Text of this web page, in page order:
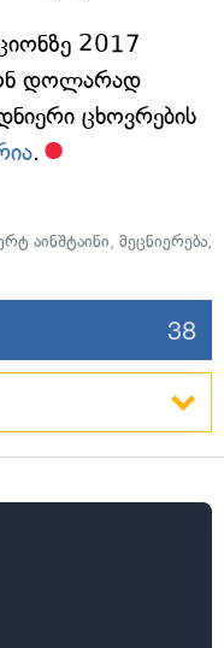
2017
დოლარად
ცხოვრების
.
აინშტაინი, მეცნიერება,
38